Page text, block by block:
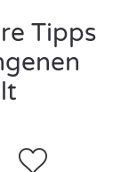
Tipps